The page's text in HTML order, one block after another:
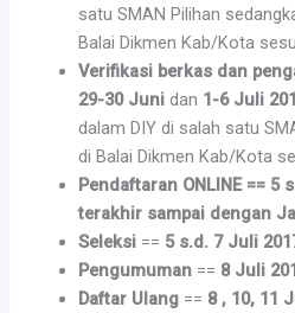
satu SMAN Pilihan
Balai Dikmen Kab/Kota
Verifikasi berkas dan
29-30 Juni dan 1-6 Juli
dalam DIY di salah satu
di Balai Dikmen Kab/Kota
Pendaftaran ONLINE == 5
terakhir sampai dengan
Seleksi == 5 s.d. 7 Juli
Pengumuman == 8 Juli
Daftar Ulang == 8 , 10, 11